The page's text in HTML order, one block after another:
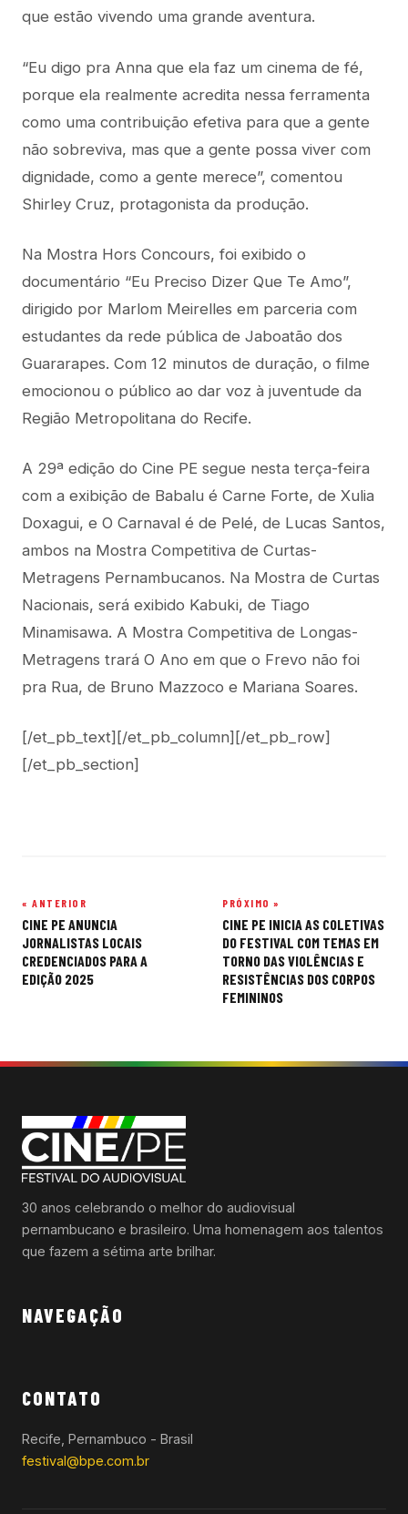
que estão vivendo uma grande aventura.
“Eu digo pra Anna que ela faz um cinema de fé,
porque ela realmente acredita nessa ferramenta
como uma contribuição efetiva para que a gente
não sobreviva, mas que a gente possa viver com
dignidade, como a gente merece”, comentou
Shirley Cruz, protagonista da produção.
Na Mostra Hors Concours, foi exibido o
documentário “Eu Preciso Dizer Que Te Amo”,
dirigido por Marlom Meirelles em parceria com
estudantes da rede pública de Jaboatão dos
Guararapes. Com 12 minutos de duração, o filme
emocionou o público ao dar voz à juventude da
Região Metropolitana do Recife.
A 29ª edição do Cine PE segue nesta terça-feira
com a exibição de Babalu é Carne Forte, de Xulia
Doxagui, e O Carnaval é de Pelé, de Lucas Santos,
ambos na Mostra Competitiva de Curtas-
Metragens Pernambucanos. Na Mostra de Curtas
Nacionais, será exibido Kabuki, de Tiago
Minamisawa. A Mostra Competitiva de Longas-
Metragens trará O Ano em que o Frevo não foi
pra Rua, de Bruno Mazzoco e Mariana Soares.
[/et_pb_text][/et_pb_column][/et_pb_row]
[/et_pb_section]
Navegação
de
Post
« ANTERIOR
CINE PE ANUNCIA
JORNALISTAS LOCAIS
CREDENCIADOS PARA A
EDIÇÃO 2025
PRÓXIMO »
CINE PE INICIA AS COLETIVAS
DO FESTIVAL COM TEMAS EM
TORNO DAS VIOLÊNCIAS E
RESISTÊNCIAS DOS CORPOS
FEMININOS
30 anos celebrando o melhor do audiovisual
pernambucano e brasileiro. Uma homenagem aos talentos
que fazem a sétima arte brilhar.
NAVEGAÇÃO
CONTATO
Recife, Pernambuco - Brasil
festival@bpe.com.br